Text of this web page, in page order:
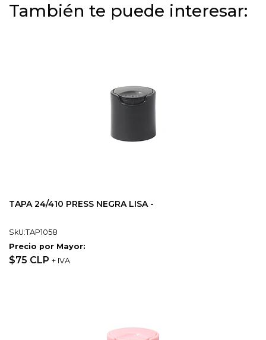
También te puede interesar:
TAPA 24/410 PRESS NEGRA LISA -
SkU:TAP1058
Precio por Mayor:
$75 CLP + IVA